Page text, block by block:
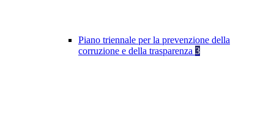
Piano triennale per la prevenzione della
corruzione e della trasparenza 3